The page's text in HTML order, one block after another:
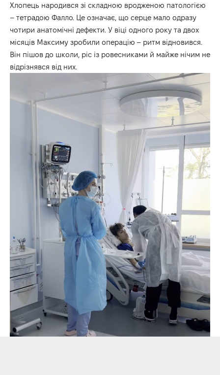
Хлопець народився зі складною вродженою патологією
– тетрадою Фалло. Це означає, що серце мало одразу
чотири анатомічні дефекти. У віці одного року та двох
місяців Максиму зробили операцію – ритм відновився.
Він пішов до школи, ріс із ровесниками й майже нічим не
відрізнявся від них.